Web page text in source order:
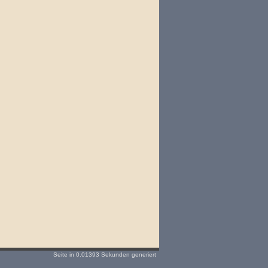
Seite in 0.01393 Sekunden generiert